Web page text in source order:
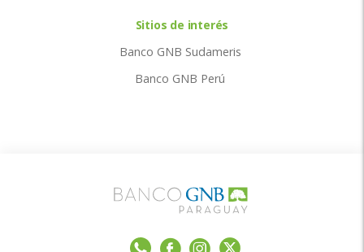
Sitios de interés
Banco GNB Sudameris
Banco GNB Perú